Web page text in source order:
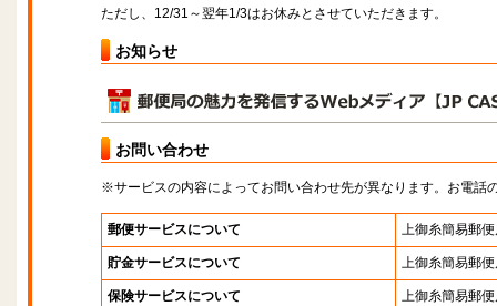
ただし、12/31～翌年1/3はお休みとさせていただきます。
お知らせ
お問い合わせ
※サービスの内容によってお問い合わせ先が異なります。お電話
郵便サービスについて 上御糸簡易郵
貯金サービスについて 上御糸簡易郵
保険サービスについて 上御糸簡易郵